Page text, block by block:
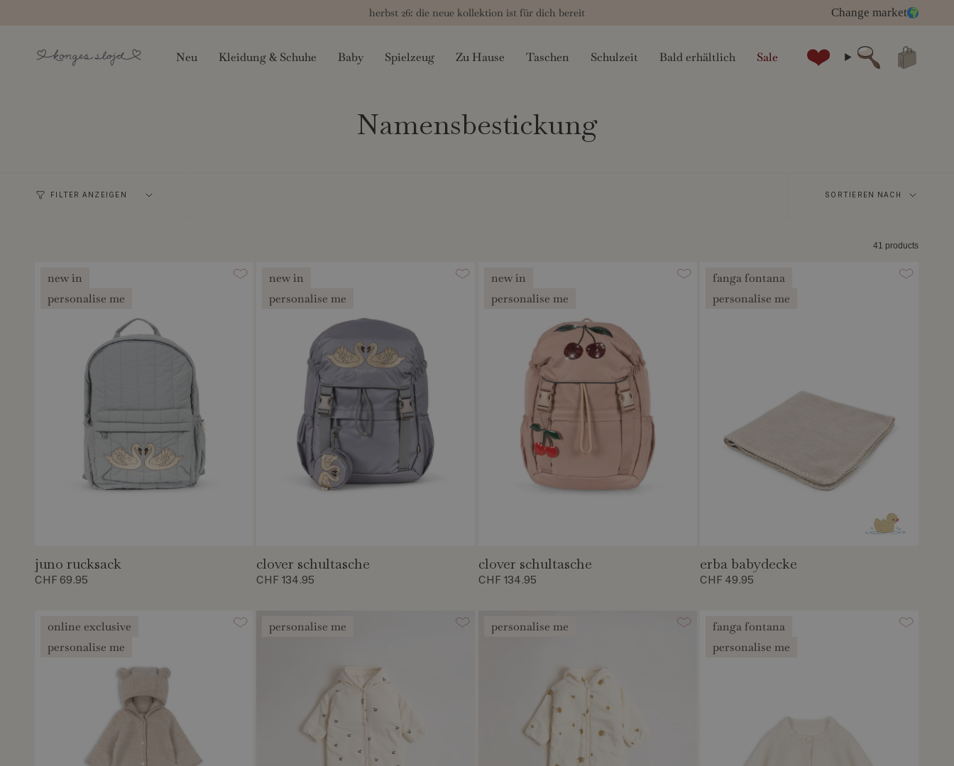
springen
herbst 26: die neue kollektion ist für dich bereit Change market
Neu Kleidung & Schuhe Baby Spielzeug Zu Hause Taschen Schulzeit Bald erhältlich Sale Suche
Namensbestickung
FILTER ANZEIGEN
Sortieren
SORTIEREN NACH
41 products
new in
personalise me
juno rucksack
CHF 69.95
new in
personalise me
clover schultasche
CHF 134.95
new in
personalise me
clover schultasche
CHF 134.95
fanga fontana
personalise me
erba babydecke
CHF 49.95
online exclusive
personalise me
personalise me personalise me
fanga fontana
personalise me